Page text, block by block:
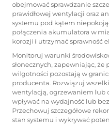
obejmować sprawdzanie
prawidłowej wentylacji oraz
systemu pod kątem
połączenia akumulatora w
korozji i utrzymać sprawność
Monitoruj warunki
słonecznych, zapewniając,
wilgotności pozostają w
producenta. Rozwiązuj
wentylacją, ogrzewaniem lub
wpływać na wydajność lub
Przechowuj szczegółowe
stan systemu i wykrywać